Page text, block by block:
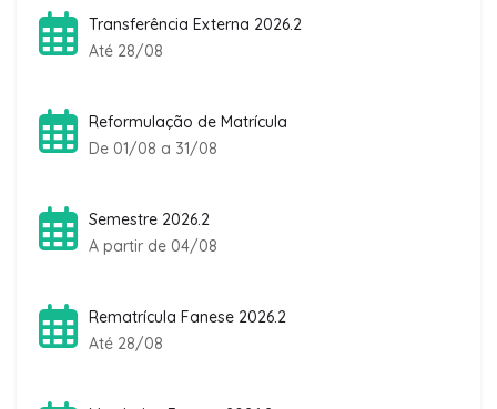
Transferência Externa 2026.2
Até 28/08
Reformulação de Matrícula
De 01/08 a 31/08
Semestre 2026.2
A partir de 04/08
Rematrícula Fanese 2026.2
Até 28/08